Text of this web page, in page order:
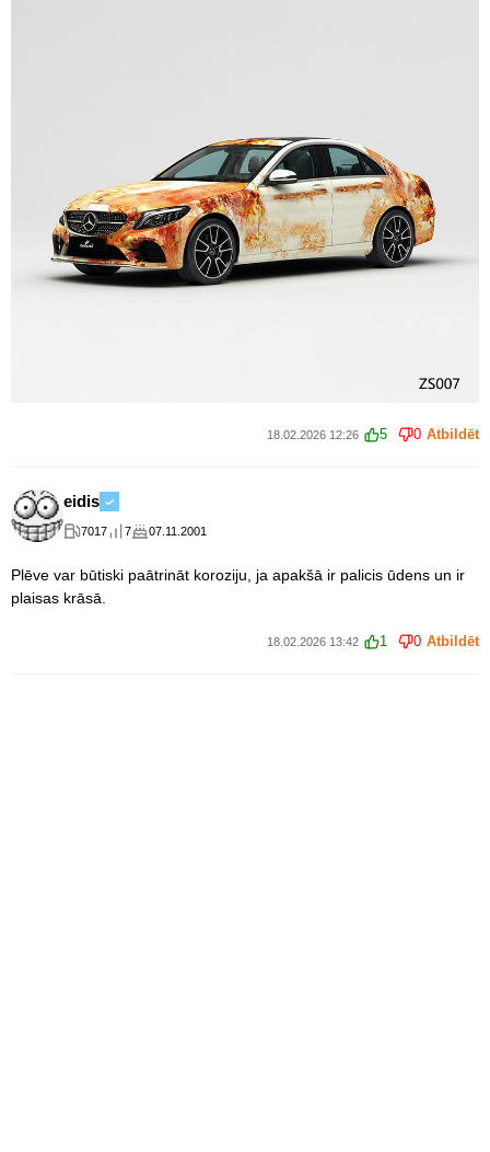
18.02.2026 12:26 5 0 Atbildēt
eidis
7017 7 07.11.2001
Plēve var būtiski paātrināt koroziju, ja apakšā ir palicis ūdens un ir
plaisas krāsā.
18.02.2026 13:42 1 0 Atbildēt